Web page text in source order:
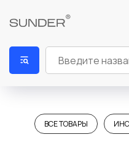
ВСЕ ТОВАРЫ